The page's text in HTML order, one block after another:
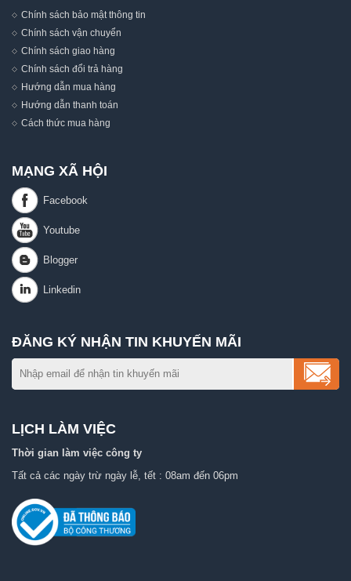
Chính sách bảo mật thông tin
Chính sách vận chuyển
Chính sách giao hàng
Chính sách đổi trả hàng
Hướng dẫn mua hàng
Hướng dẫn thanh toán
Cách thức mua hàng
MẠNG XÃ HỘI
ĐĂNG KÝ NHẬN TIN KHUYẾN MÃI
LỊCH LÀM VIỆC
Thời gian làm việc công ty
Tất cả các ngày trừ ngày lễ, tết : 08am đến 06pm